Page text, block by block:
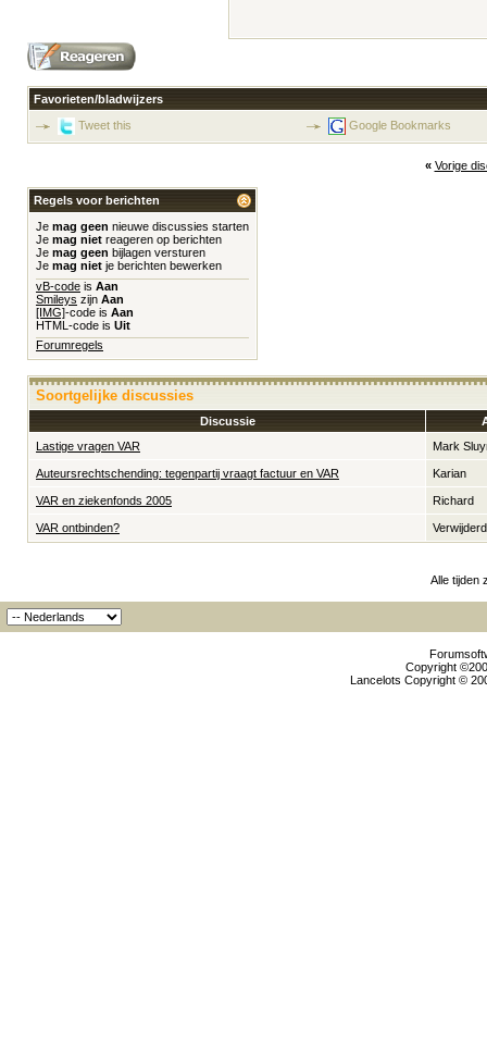
Favorieten/bladwijzers
Tweet this
Google Bookmarks
« Vorige
Regels voor berichten
Je mag geen nieuwe discussies starten
Je mag niet reageren op berichten
Je mag geen bijlagen versturen
Je mag niet je berichten bewerken
vB-code is Aan
Smileys zijn Aan
[IMG]-code is Aan
HTML-code is Uit
Forumregels
Soortgelijke discussies
Discussie
Lastige vragen VAR
Mark
Auteursrechtschending: tegenpartij vraagt factuur en VAR Karian
VAR en ziekenfonds 2005 Richard
VAR ontbinden?
Alle tijden
Copyright
Lancelots Copyright ©